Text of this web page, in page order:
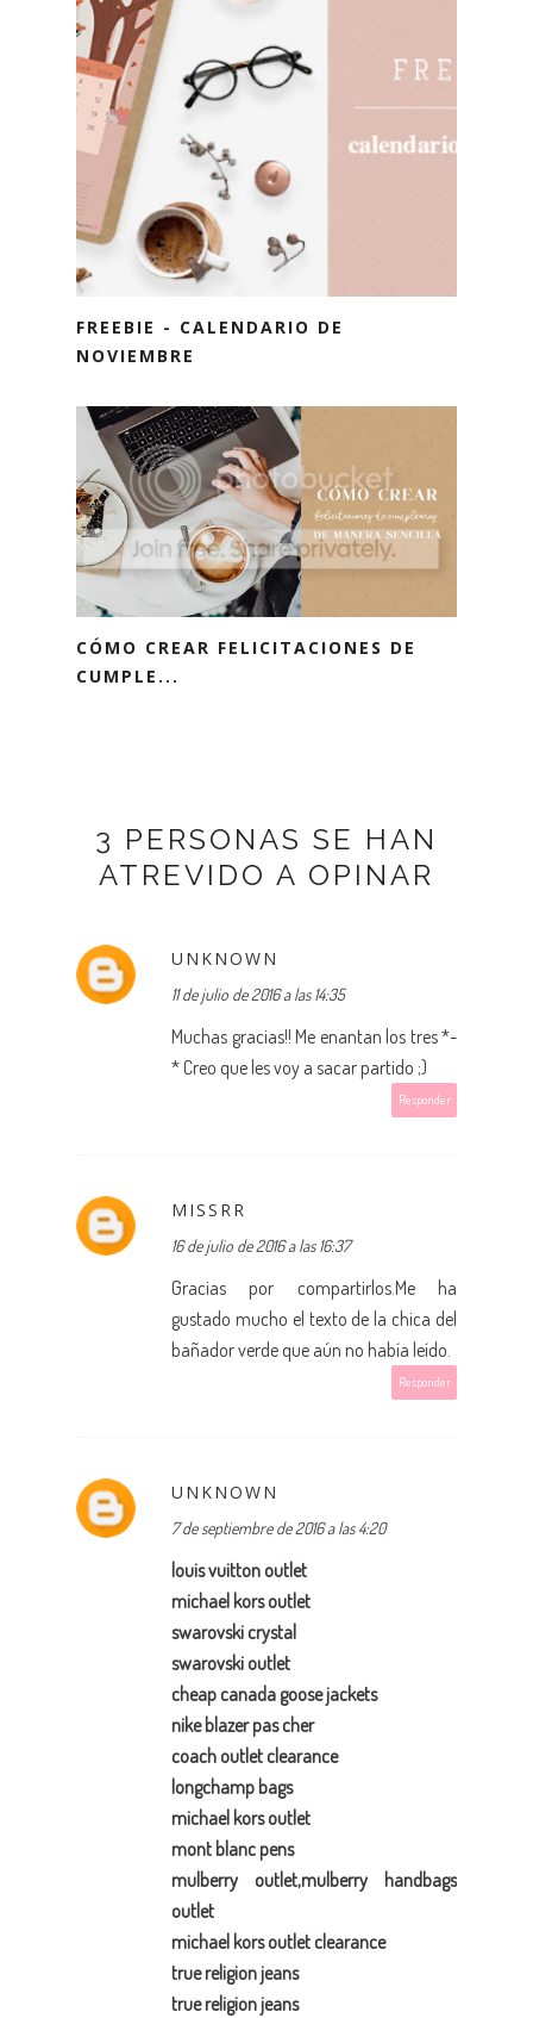
FREEBIE - CALENDARIO DE
NOVIEMBRE
CÓMO CREAR FELICITACIONES DE
CUMPLE...
3 PERSONAS SE HAN
ATREVIDO A OPINAR
UNKNOWN
11 de julio de 2016 a las 14:35
Muchas gracias!! Me enantan los tres *-
* Creo que les voy a sacar partido ;)
Responder
MISSRR
16 de julio de 2016 a las 16:37
Gracias por compartirlos.Me ha
gustado mucho el texto de la chica del
bañador verde que aún no había leído.
Responder
UNKNOWN
7 de septiembre de 2016 a las 4:20
louis vuitton outlet
michael kors outlet
swarovski crystal
swarovski outlet
cheap canada goose jackets
nike blazer pas cher
coach outlet clearance
longchamp bags
michael kors outlet
mont blanc pens
mulberry outlet,mulberry handbags
outlet
michael kors outlet clearance
true religion jeans
true religion jeans